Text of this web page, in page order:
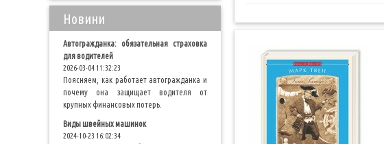
Новини
Автогражданка: обязательная страховка
для водителей
2026-03-04 11:32:23
Поясняем, как работает автогражданка и
почему она защищает водителя от
крупных финансовых потерь.
Виды швейных машинок
2024-10-23 16:02:34